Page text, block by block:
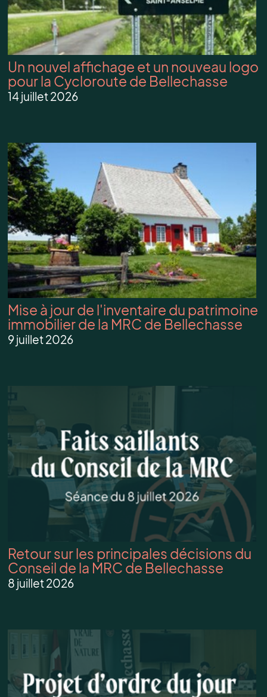
Un nouvel affichage et un nouveau logo
pour la Cycloroute de Bellechasse
14 juillet 2026
Mise à jour de l'inventaire du patrimoine
immobilier de la MRC de Bellechasse
9 juillet 2026
Retour sur les principales décisions du
Conseil de la MRC de Bellechasse
8 juillet 2026